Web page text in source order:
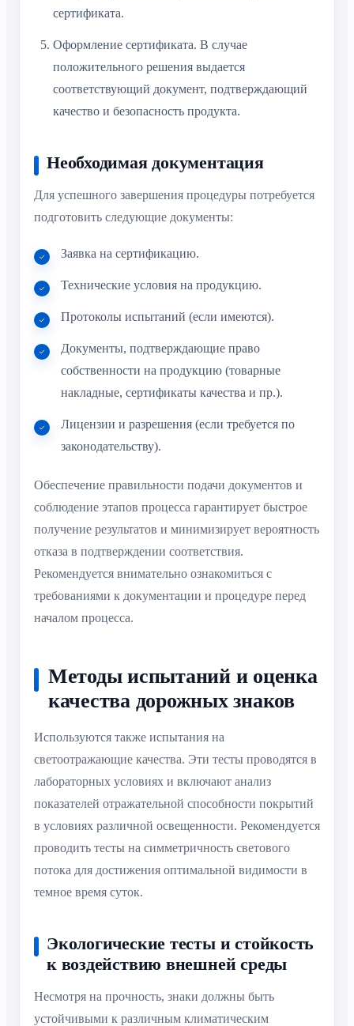
сертификата.
Оформление сертификата. В случае
положительного решения выдается
соответствующий документ, подтверждающий
качество и безопасность продукта.
Необходимая документация
Для успешного завершения процедуры потребуется
подготовить следующие документы:
Заявка на сертификацию.
Технические условия на продукцию.
Протоколы испытаний (если имеются).
Документы, подтверждающие право
собственности на продукцию (товарные
накладные, сертификаты качества и пр.).
Лицензии и разрешения (если требуется по
законодательству).
Обеспечение правильности подачи документов и
соблюдение этапов процесса гарантирует быстрое
получение результатов и минимизирует вероятность
отказа в подтверждении соответствия.
Рекомендуется внимательно ознакомиться с
требованиями к документации и процедуре перед
началом процесса.
Методы испытаний и оценка
качества дорожных знаков
Используются также испытания на
светоотражающие качества. Эти тесты проводятся в
лабораторных условиях и включают анализ
показателей отражательной способности покрытий
в условиях различной освещенности. Рекомендуется
проводить тесты на симметричность светового
потока для достижения оптимальной видимости в
темное время суток.
Экологические тесты и стойкость
к воздействию внешней среды
Несмотря на прочность, знаки должны быть
устойчивыми к различным климатическим